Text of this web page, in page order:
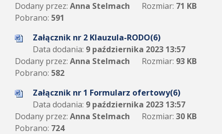
Dodany przez: Anna Stelmach Rozmiar: 71 KB
Pobrano: 591
Załącznik nr 2 Klauzula-RODO(6)
Data dodania: 9 października 2023 13:57
Dodany przez: Anna Stelmach Rozmiar: 93 KB
Pobrano: 582
Załącznik nr 1 Formularz ofertowy(6)
Data dodania: 9 października 2023 13:57
Dodany przez: Anna Stelmach Rozmiar: 30 KB
Pobrano: 724